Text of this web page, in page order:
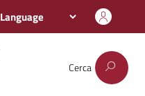
Cerca